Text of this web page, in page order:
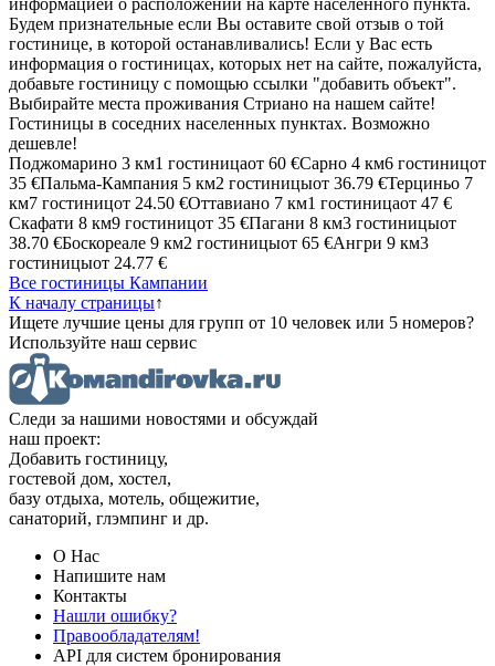
Будем признательные если Вы оставите свой отзыв о той
гостинице, в которой останавливались! Если у Вас есть
информация о гостиницах, которых нет на сайте, пожалуйста,
добавьте гостиницу с помощью ссылки "добавить объект".
Выбирайте места проживания Стриано на нашем сайте!
Гостиницы в соседних населенных пунктах. Возможно
дешевле!
Поджомарино 3 км1 гостиницаот 60 €Сарно 4 км6 гостиницот
35 €Пальма-Кампания 5 км2 гостиницыот 36.79 €Терциньо 7
км7 гостиницот 24.50 €Оттавиано 7 км1 гостиницаот 47 €
Скафати 8 км9 гостиницот 35 €Пагани 8 км3 гостиницыот
38.70 €Боскореале 9 км2 гостиницыот 65 €Ангри 9 км3
гостиницыот 24.77 €
Все гостиницы Кампании
К началу страницы↑
Ищете лучшие цены для групп от 10 человек или 5 номеров?
Используйте наш сервис
Следи за нашими новостями и обсуждай
наш проект:
Добавить гостиницу,
гостевой дом, хостел,
базу отдыха, мотель, общежитие,
санаторий, глэмпинг и др.
О Нас
Напишите нам
Контакты
Нашли ошибку?
Правообладателям!
API для систем бронирования